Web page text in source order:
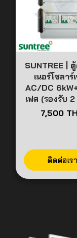
SUNTREE |
เนอร์โซลาร์
AC/DC
เฟส (รองรับ
7,500
ติดต่อเรา